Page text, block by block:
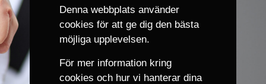
Villkor för gradering finns på hemsidan under menyn
GRADERING.
VIDEO PÅ KATA > FILMER
Denna webbplats använder
cookies för att ge dig den bästa
möjliga upplevelsen.
För mer information kring
cookies och hur vi hanterar dina